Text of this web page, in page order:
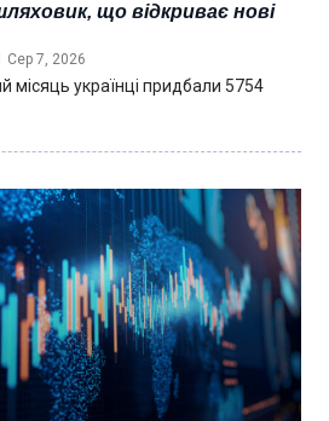
що відкриває нові
Сер 7, 2026
місяць українці придбали 5754